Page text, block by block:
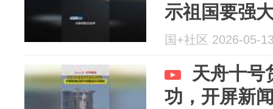
示祖国要强
国+社区 2026-05-
天舟十号
功，开屏新